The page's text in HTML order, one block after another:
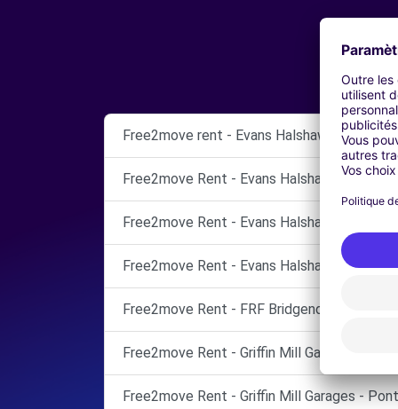
Free2move rent - Evans Halshaw Cardiff -
Free2move Rent - Evans Halshaw Cardiff -
Free2move Rent - Evans Halshaw Cardiff -
Free2move Rent - Evans Halshaw Cardiff -
Free2move Rent - FRF Bridgend -
Free2move Rent - Griffin Mill Garages -
Free2move Rent - Griffin Mill Garages -